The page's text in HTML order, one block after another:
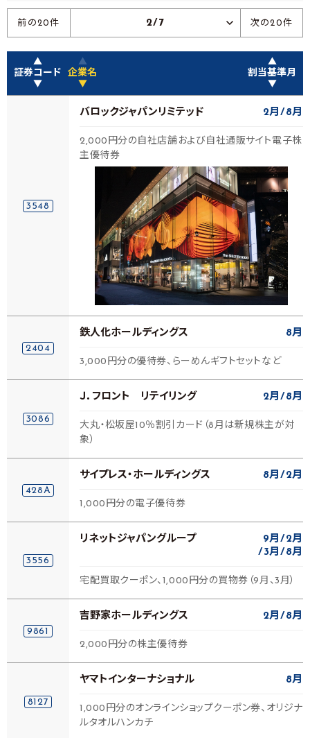
前の20件 2/7 次の20件
▲
証券コード
▼
▲
企業名
▼
▲
割当基準月
▼
3548
バロックジャパンリミテッド 2月 8月
2,000円分の自社店舗および自社通販サイト電子株
主優待券
2404
鉄人化ホールディングス 8月
3,000円分の優待券、らーめんギフトセットなど
3086
Ｊ．フロント リテイリング 2月 8月
大丸・松坂屋10％割引カード（8月は新規株主が対
象）
428A
サイプレス・ホールディングス 8月 2月
1,000円分の電子優待券
3556
リネットジャパングループ 9月
2月
3月
8月
宅配買取クーポン、1,000円分の買物券（9月、3月）
9861
吉野家ホールディングス 2月 8月
2,000円分の株主優待券
8127
ヤマトインターナショナル 8月
1,000円分のオンラインショップクーポン券、オリジナ
ルタオルハンカチ